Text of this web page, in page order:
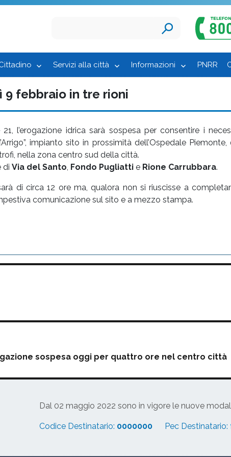
Servizi alla città Informazioni PNRR
9 febbraio in tre rioni
l’erogazione idrica sarà sospesa per consentire i
impianto sito in prossimità dell’Ospedale Piemonte,
nella zona centro sud della città.
di Via del Santo, Fondo Pugliatti e Rione Carrubbara.
di circa 12 ore ma, qualora non si riuscisse a
comunicazione sul sito e a mezzo stampa.
sospesa oggi per quattro ore nel centro città
Dal 02 maggio 2022 sono in vigore le nuove
Codice Destinatario: 0000000 Pec Destinatario: